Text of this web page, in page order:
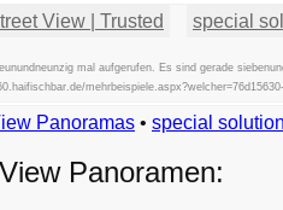
View | Trusted special
mal aufgerufen. Es sind gerade
Beispiele
Exemples
Panoramas • special
Panoramen: